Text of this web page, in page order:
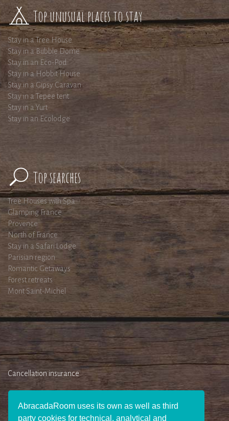
AbracadaRoom uses its own as well as third
party cookies for technical, analytical and
Top unusual places to stay
Stay in a Tree House
Stay in a Bubble Dome
Stay in an Eco-Pod
Stay in a Hobbit House
Stay in a Gipsy Caravan
Stay in a Tepee tent
Stay in a Yurt
Stay in an Ecolodge
Top searches
Tree Houses with Spa
Glamping France
Provence
North of France
Stay in a Safari Lodge
Parisian region
Romantic Getaways
Forest retreats
Mont Saint-Michel
Cancellation insurance